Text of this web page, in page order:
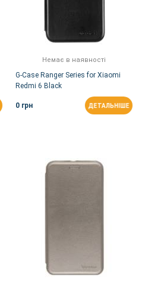
Немає в наявності
G-Case Ranger Series for Xiaomi
Redmi 6 Black
0 грн ДЕТАЛЬНІШЕ